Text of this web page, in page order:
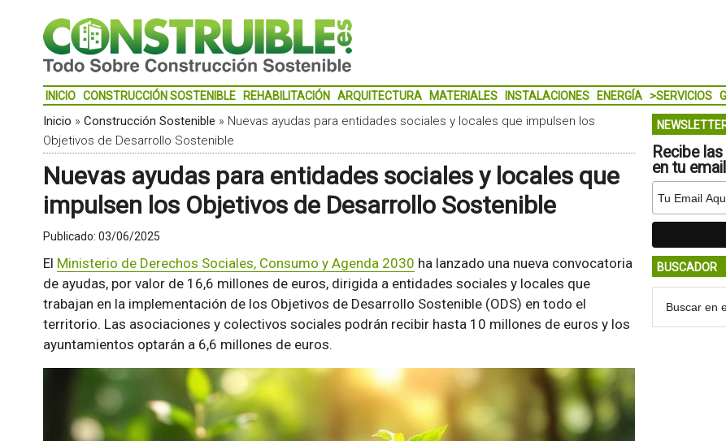
INICIO CONSTRUCCIÓN SOSTENIBLE REHABILITACIÓN ARQUITECTURA MATERIALES INSTALACIONES ENERGÍA >SERVICIOS
Inicio » Construcción Sostenible » Nuevas ayudas para entidades sociales y locales que impulsen los
Objetivos de Desarrollo Sostenible
Nuevas ayudas para entidades sociales y locales que
impulsen los Objetivos de Desarrollo Sostenible
Publicado: 03/06/2025
El Ministerio de Derechos Sociales, Consumo y Agenda 2030 ha lanzado una nueva convocatoria
de ayudas, por valor de 16,6 millones de euros, dirigida a entidades sociales y locales que
trabajan en la implementación de los Objetivos de Desarrollo Sostenible (ODS) en todo el
territorio. Las asociaciones y colectivos sociales podrán recibir hasta 10 millones de euros y los
ayuntamientos optarán a 6,6 millones de euros.
Recibe
en tu
BUSCADOR